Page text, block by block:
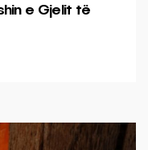
e Gjelit të